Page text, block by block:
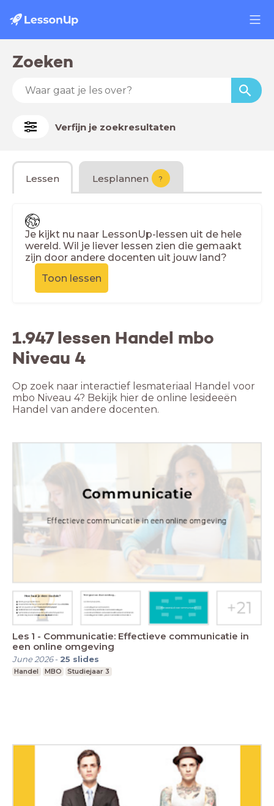
Zoeken
Verfijn je zoekresultaten
Lessen Lesplannen ?
Je kijkt nu naar LessonUp-lessen uit de hele
wereld. Wil je liever lessen zien die gemaakt
zijn door andere docenten uit jouw land?
Toon lessen
1.947 lessen Handel mbo
Niveau 4
Op zoek naar interactief lesmateriaal Handel voor
mbo Niveau 4? Bekijk hier de online lesideeën
Handel van andere docenten.
Les 1 - Communicatie: Effectieve communicatie in
een online omgeving
June 2026- 25 slides
Handel MBO Studiejaar 3